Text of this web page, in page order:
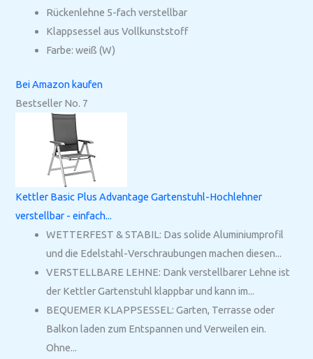
Rückenlehne 5-fach verstellbar
Klappsessel aus Vollkunststoff
Farbe: weiß (W)
Bei Amazon kaufen
Bestseller No. 7
Kettler Basic Plus Advantage Gartenstuhl-Hochlehner
verstellbar - einfach...
WETTERFEST & STABIL: Das solide Aluminiumprofil
und die Edelstahl-Verschraubungen machen diesen...
VERSTELLBARE LEHNE: Dank verstellbarer Lehne ist
der Kettler Gartenstuhl klappbar und kann im...
BEQUEMER KLAPPSESSEL: Garten, Terrasse oder
Balkon laden zum Entspannen und Verweilen ein.
Ohne...